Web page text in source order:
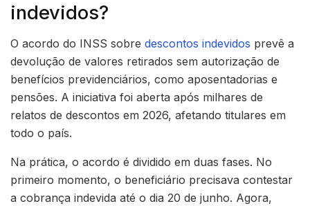
indevidos?
O acordo do INSS sobre descontos indevidos prevê a
devolução de valores retirados sem autorização de
benefícios previdenciários, como aposentadorias e
pensões. A iniciativa foi aberta após milhares de
relatos de descontos em 2026, afetando titulares em
todo o país.
Na prática, o acordo é dividido em duas fases. No
primeiro momento, o beneficiário precisava contestar
a cobrança indevida até o dia 20 de junho. Agora,